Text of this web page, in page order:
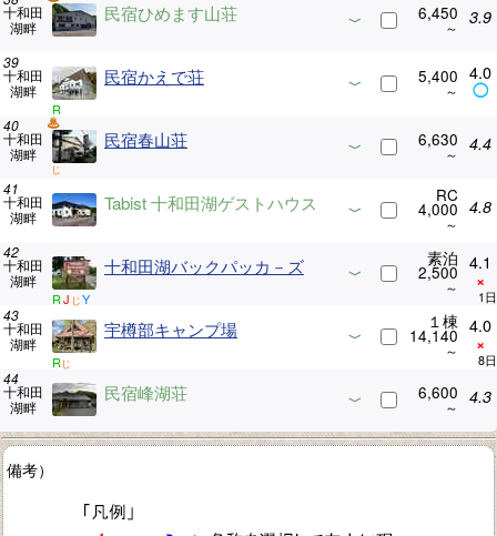
十和田
湖畔
民宿ひめます山荘 6,450 3.9
十和田
湖畔
民宿かえで荘
R
5,400 4.0
◯
十和田
湖畔
民宿春山荘
じ
6,630 4.4
十和田
湖畔
Tabist 十和田湖ゲストハウス RC
4,000 4.8
十和田
湖畔
十和田湖バックパッカ－ズ
RJ じ Y
素泊
2,500 4.1
×
十和田
湖畔
宇樽部キャンプ場
R じ
１棟
14,140 4.0
×
十和田
湖畔
民宿峰湖荘 6,600 4.3
備考）